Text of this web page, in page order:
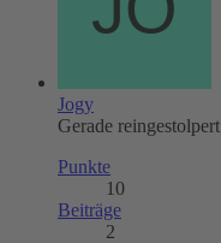
Jogy
Gerade reingestolpert
Punkte
10
Beiträge
2